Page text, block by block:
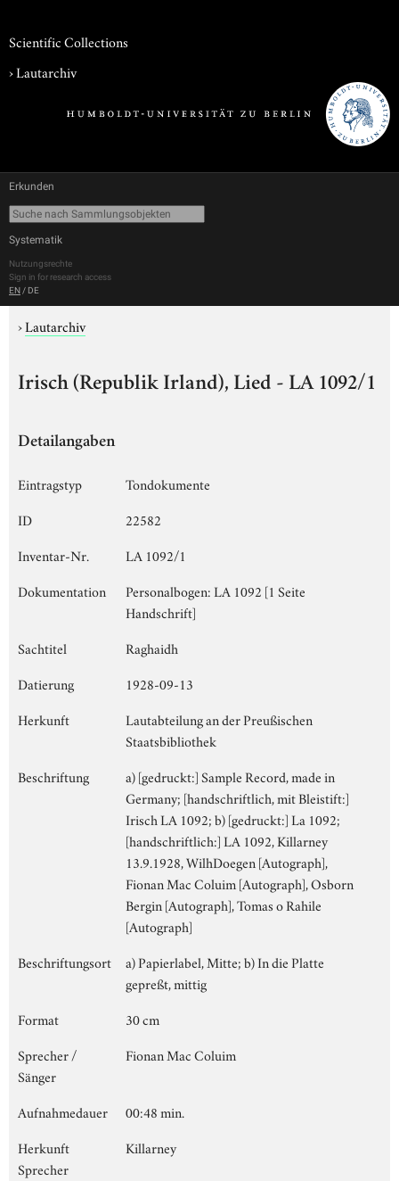
Scientific Collections
›Lautarchiv
Erkunden
Systematik
Nutzungsrechte
Sign in for research access
EN / DE
›Lautarchiv
Irisch (Republik Irland), Lied - LA 1092/1
Detailangaben
Eintragstyp
Tondokumente
ID
22582
Inventar-Nr.
LA 1092/1
Dokumentation
Personalbogen: LA 1092 [1 Seite
Handschrift]
Sachtitel
Raghaidh
Datierung
1928-09-13
Herkunft
Lautabteilung an der Preußischen
Staatsbibliothek
Beschriftung
a) [gedruckt:] Sample Record, made in
Germany; [handschriftlich, mit Bleistift:]
Irisch LA 1092; b) [gedruckt:] La 1092;
[handschriftlich:] LA 1092, Killarney
13.9.1928, WilhDoegen [Autograph],
Fionan Mac Coluim [Autograph], Osborn
Bergin [Autograph], Tomas o Rahile
[Autograph]
Beschriftungsort
a) Papierlabel, Mitte; b) In die Platte
gepreßt, mittig
Format
30 cm
Sprecher /
Sänger
Fionan Mac Coluim
Aufnahmedauer
00:48 min.
Herkunft
Sprecher
Killarney